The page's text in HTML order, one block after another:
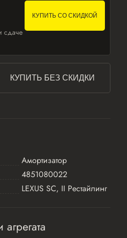
сдаче
КУПИТЬ СО СКИДКОЙ
КУПИТЬ БЕЗ СКИДКИ
Амортизатор
4851080022
LEXUS SC, II Рестайлинг